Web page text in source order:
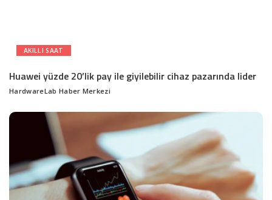
AKILLI SAAT
Huawei yüzde 20’lik pay ile giyilebilir cihaz pazarında lider
Posted
HardwareLab Haber Merkezi